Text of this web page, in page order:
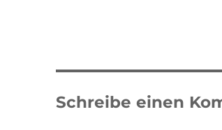
Schreibe einen